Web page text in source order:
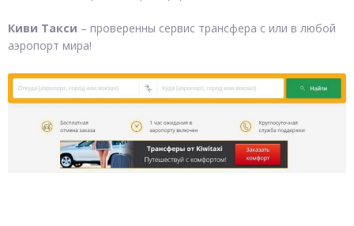
Киви Такси – проверенны сервис трансфера с или в любой
аэропорт мира!